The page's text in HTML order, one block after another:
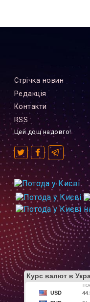
Стрiчка новин
Редакцiя
Контакти
RSS
Цей дощ надовго!